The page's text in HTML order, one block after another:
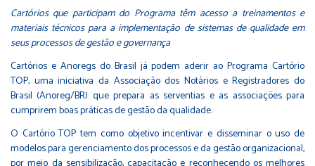
Cartórios que participam do Programa têm acesso a treinamentos e
materiais técnicos para a implementação de sistemas de qualidade em
seus processos de gestão e governança
Cartórios e Anoregs do Brasil já podem aderir ao Programa Cartório
TOP, uma iniciativa da Associação dos Notários e Registradores do
Brasil (Anoreg/BR) que prepara as serventias e as associações para
cumprirem boas práticas de gestão da qualidade.
O Cartório TOP tem como objetivo incentivar e disseminar o uso de
modelos para gerenciamento dos processos e da gestão organizacional,